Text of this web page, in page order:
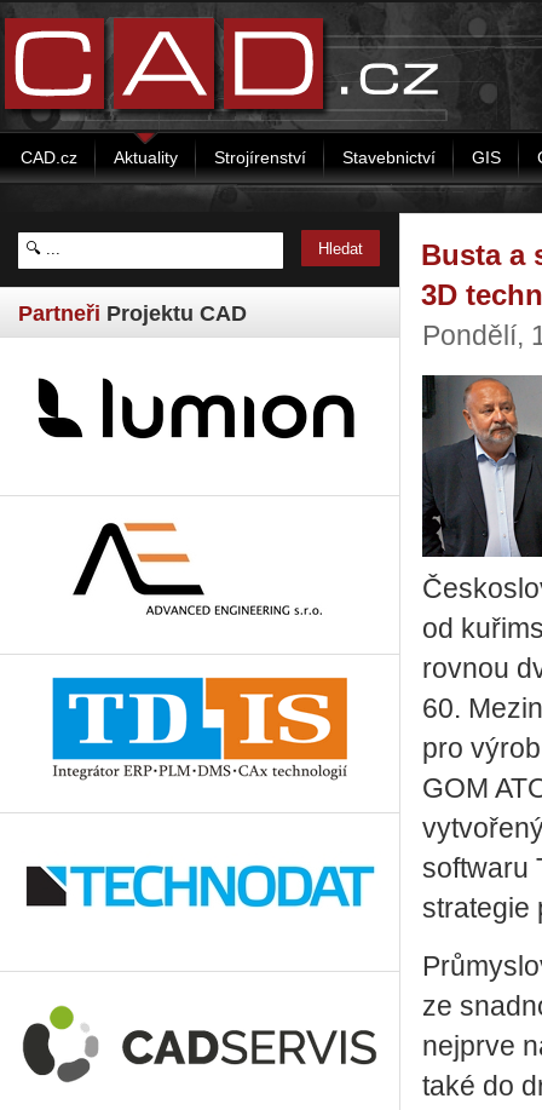
CAD.cz Aktuality Strojírenství Stavebnictví GIS
Partneři Projektu CAD
Busta a
3D
Pondělí,
od
rovnou
60.
pro
GOM
softwaru
strategie
ze
nejprve
také do